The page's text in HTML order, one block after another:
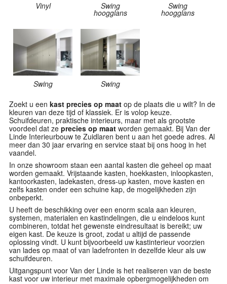
Vinyl Swing
hoogglans
Swing
hoogglans
Swing
Swing
Zoekt u een kast precies op maat op de plaats die u wilt? In de
kleuren van deze tijd of klassiek. Er is volop keuze.
Schuifdeuren, praktische interieurs, maar met als grootste
voordeel dat ze precies op maat worden gemaakt. Bij Van der
Linde Interieurbouw te Zuidlaren bent u aan het goede adres. Al
meer dan 30 jaar ervaring en service staat bij ons hoog in het
vaandel.
In onze showroom staan een aantal kasten die geheel op maat
worden gemaakt. Vrijstaande kasten, hoekkasten, inloopkasten,
kantoorkasten, ladekasten, dress-up kasten, move kasten en
zelfs kasten onder een schuine kap, de mogelijkheden zijn
onbeperkt.
U heeft de beschikking over een enorm scala aan kleuren,
systemen, materialen en kastindelingen, die u eindeloos kunt
combineren, totdat het gewenste eindresultaat is bereikt; uw
eigen kast. De keuze is groot, zodat u altijd de passende
oplossing vindt. U kunt bijvoorbeeld uw kastinterieur voorzien
van lades op maat of van ladefronten in dezelfde kleur als uw
schuifdeuren.
Uitgangspunt voor Van der Linde is het realiseren van de beste
kast voor uw interieur met maximale opbergmogelijkheden om